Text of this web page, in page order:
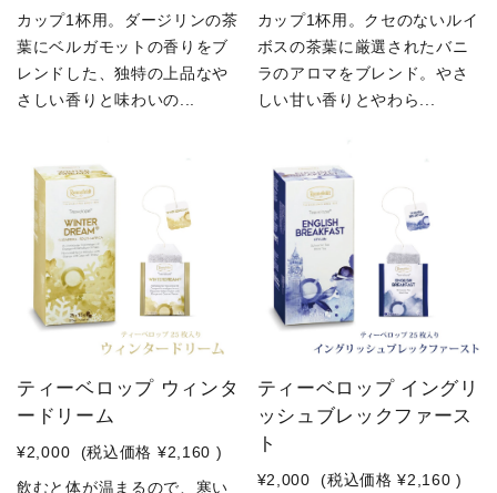
カップ1杯用。ダージリンの茶
葉にベルガモットの香りをブ
レンドした、独特の上品なや
さしい香りと味わいの...
カップ1杯用。クセのないルイ
ボスの茶葉に厳選されたバニ
ラのアロマをブレンド。やさ
しい甘い香りとやわら...
ティーベロップ ウィンタ
ードリーム
¥2,000 (税込価格 ¥2,160 )
飲むと体が温まるので、寒い
ティーベロップ イングリ
ッシュブレックファース
ト
¥2,000 (税込価格 ¥2,160 )